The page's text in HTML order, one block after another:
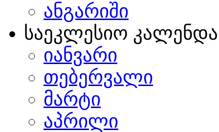
ანგარიში
საეკლესიო
იანვარი
თებერვალი
მარტი
აპრილი